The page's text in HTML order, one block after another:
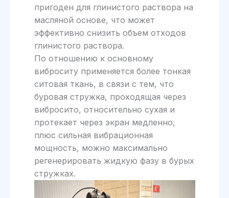
пригоден для глинистого раствора на
масляной основе, что может
эффективно снизить объем отходов
глинистого раствора.
По отношению к основному
виброситу применяется более тонкая
ситовая ткань, в связи с тем, что
буровая стружка, проходящая через
вибросито, относительно сухая и
протекает через экран медленно,
плюс сильная вибрационная
мощность, можно максимально
регенерировать жидкую фазу в бурых
стружках.